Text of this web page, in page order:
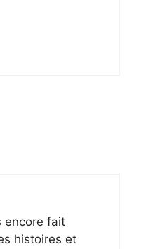
encore fait
histoires et